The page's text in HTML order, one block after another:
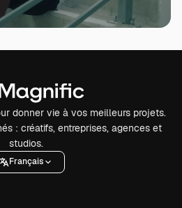
donner vie à vos meilleurs projets.
: créatifs, entreprises, agences et
studios.
Français